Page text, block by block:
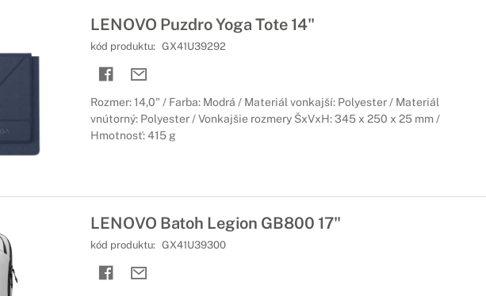
LENOVO Puzdro Yoga Tote 14"
kód produktu: GX41U39292
Rozmer: 14,0" / Farba: Modrá / Materiál vonkajší: Polyester / Materiál
vnútorný: Polyester / Vonkajšie rozmery ŠxVxH: 345 x 250 x 25 mm /
Hmotnosť: 415 g
LENOVO Batoh Legion GB800 17"
kód produktu: GX41U39300